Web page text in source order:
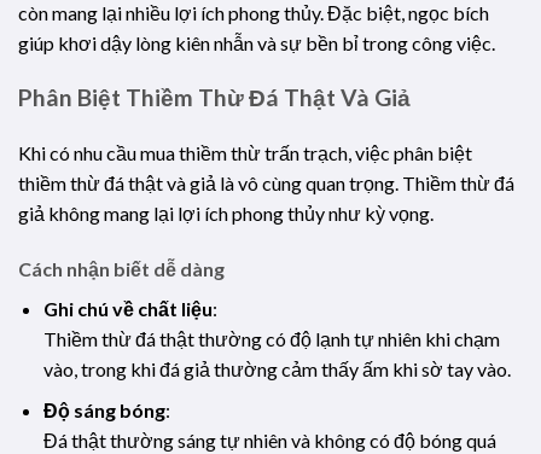
còn mang lại nhiều lợi ích phong thủy. Đặc biệt, ngọc bích
giúp khơi dậy lòng kiên nhẫn và sự bền bỉ trong công việc.
Phân Biệt Thiềm Thừ Đá Thật Và Giả
Khi có nhu cầu mua thiềm thừ trấn trạch, việc phân biệt
thiềm thừ đá thật và giả là vô cùng quan trọng. Thiềm thừ đá
giả không mang lại lợi ích phong thủy như kỳ vọng.
Cách nhận biết dễ dàng
Ghi chú về chất liệu:
Thiềm thừ đá thật thường có độ lạnh tự nhiên khi chạm
vào, trong khi đá giả thường cảm thấy ấm khi sờ tay vào.
Độ sáng bóng:
Đá thật thường sáng tự nhiên và không có độ bóng quá